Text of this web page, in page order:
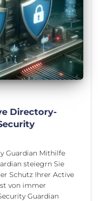
Directory-
Guardian Mithilfe
steiegrn Sie
Schutz Ihrer Active
von immer
Guardian